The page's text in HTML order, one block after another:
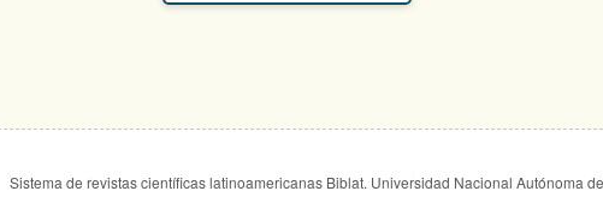
Sistema de revistas científicas latinoamericanas Biblat. Universidad Nacional Autónoma